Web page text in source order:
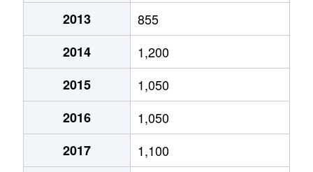
曽我町
1,700万円
十市町
1,900万円
内膳町
4,700万円
中曽司町
2,200万円
中曽司町
850万円
810万円
北妙法寺町
2,500万円
北妙法寺町
2,800万円
北八木町
1,400万円
城殿町
1,700万円
2013
855
2014
1,200
2015
1,050
2016
1,050
2017
1,100